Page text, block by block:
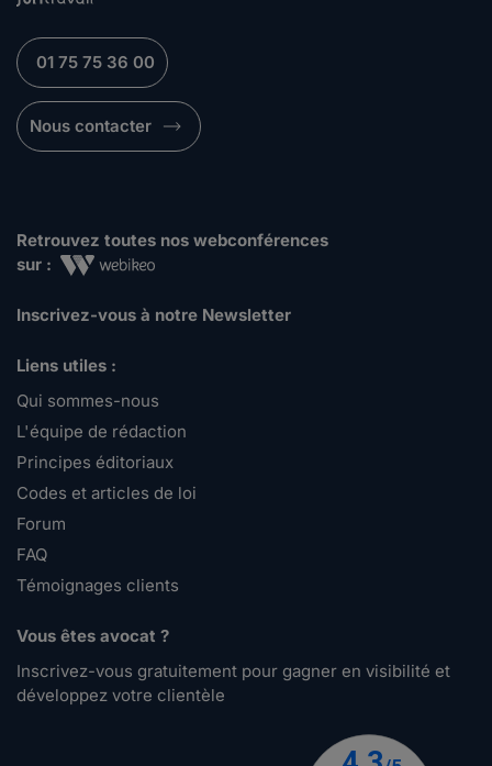
01 75 75 36 00
Nous contacter
Retrouvez toutes nos webconférences
sur :
Inscrivez-vous à notre Newsletter
Liens utiles :
Qui sommes-nous
L'équipe de rédaction
Principes éditoriaux
Codes et articles de loi
Forum
FAQ
Témoignages clients
Vous êtes avocat ?
Inscrivez-vous gratuitement pour gagner en visibilité et
développez votre clientèle